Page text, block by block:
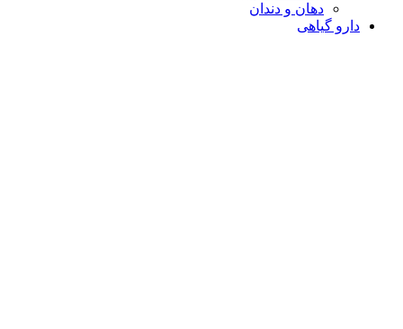
دهان و دندان
دارو گیاهی